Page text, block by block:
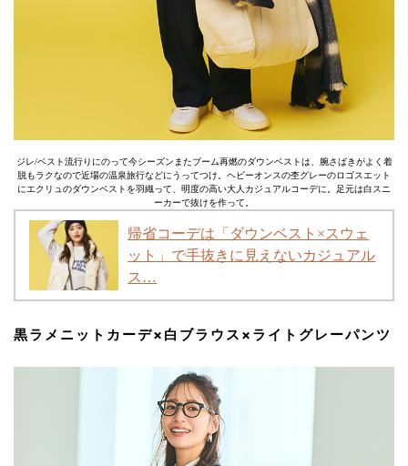
ジレ/ベスト流行りにのって今シーズンまたブーム再燃のダウンベストは、腕さばきがよく着
脱もラクなので近場の温泉旅行などにうってつけ。ヘビーオンスの杢グレーのロゴスエット
にエクリュのダウンベストを羽織って、明度の高い大人カジュアルコーデに。足元は白スニ
ーカーで抜けを作って。
帰省コーデは「ダウンベスト×スウェ
ット」で手抜きに見えないカジュアル
ス…
黒ラメニットカーデ×白ブラウス×ライトグレーパンツ